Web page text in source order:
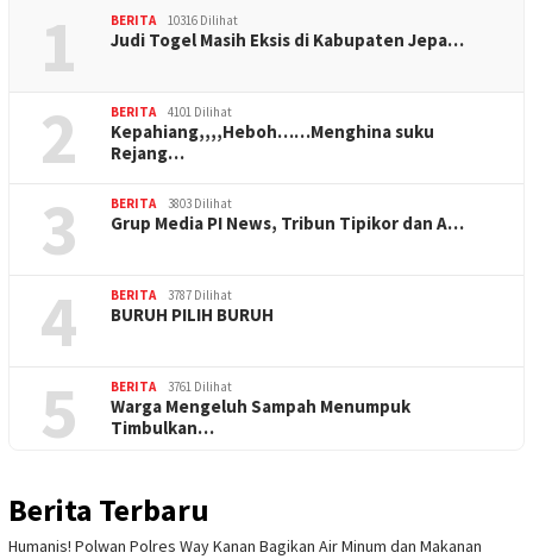
1 BERITA 10316 Dilihat
Judi Togel Masih Eksis di Kabupaten Jepa…
2 BERITA 4101 Dilihat
Kepahiang,,,,Heboh……Menghina suku
Rejang…
3 BERITA 3803 Dilihat
Grup Media PI News, Tribun Tipikor dan A…
4 BERITA 3787 Dilihat
BURUH PILIH BURUH
5 BERITA 3761 Dilihat
Warga Mengeluh Sampah Menumpuk
Timbulkan…
Berita Terbaru
Humanis! Polwan Polres Way Kanan Bagikan Air Minum dan Makanan